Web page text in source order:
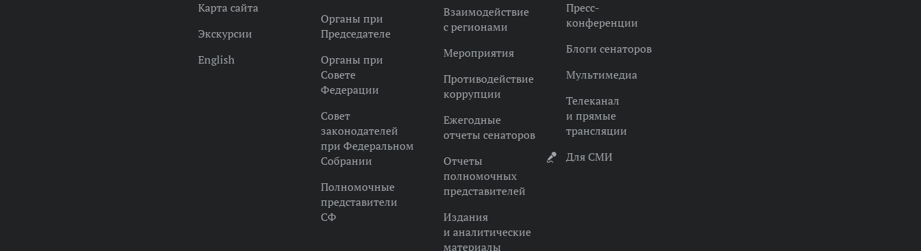
Карта сайта
Экскурсии
English
Органы при
Председателе
Органы при
Совете
Федерации
Совет
законодателей
при Федеральном
Собрании
Полномочные
представители
СФ
Взаимодействие
с регионами
Мероприятия
Противодействие
коррупции
Ежегодные
отчеты сенаторов
Отчеты
полномочных
представителей
Издания
и аналитические
материалы
Пресс-
конференции
Блоги сенаторов
Мультимедиа
Телеканал
и прямые
трансляции
Для СМИ